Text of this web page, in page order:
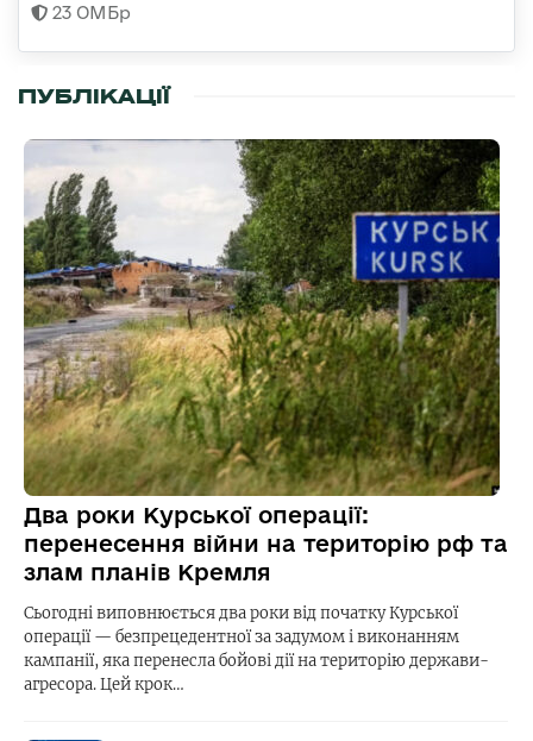
23 ОМБр
ПУБЛІКАЦІЇ
Два роки Курської операції:
перенесення війни на територію рф та
злам планів Кремля
Сьогодні виповнюється два роки від початку Курської
операції — безпрецедентної за задумом і виконанням
кампанії, яка перенесла бойові дії на територію держави-
агресора. Цей крок…